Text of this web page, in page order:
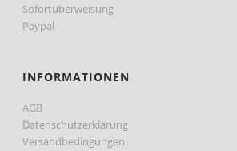
Sofortüberweisung
Paypal
INFORMATIONEN
AGB
Datenschutzerklärung
Versandbedingungen